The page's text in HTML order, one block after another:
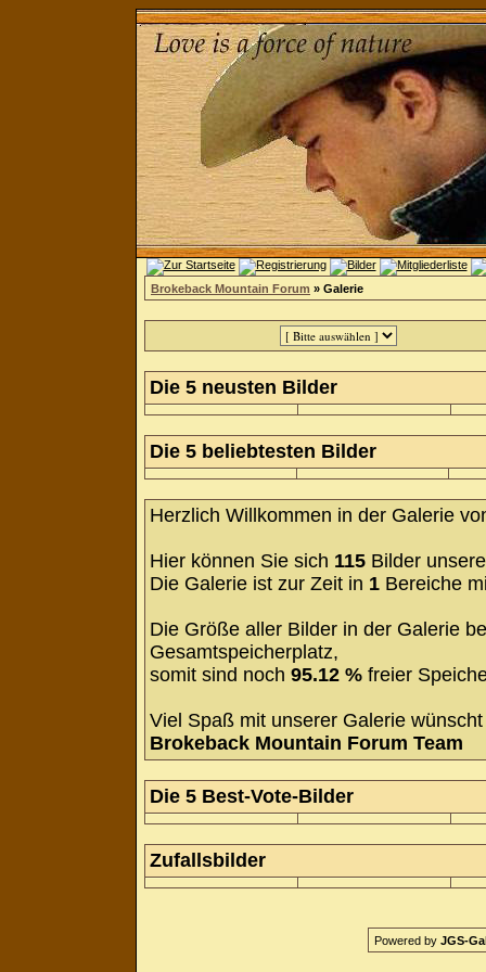
Brokeback Mountain Forum » Galerie
Die 5 neusten Bilder
Die 5 beliebtesten Bilder
Herzlich Willkommen in der Galerie
Hier können Sie sich 115 Bilder
Die Galerie ist zur Zeit in 1 Bereiche
Die Größe aller Bilder in der Galerie
Gesamtspeicherplatz,
somit sind noch 95.12 % freier
Viel Spaß mit unserer Galerie
Brokeback Mountain Forum Team
Die 5 Best-Vote-Bilder
Zufallsbilder
Powered by JGS-